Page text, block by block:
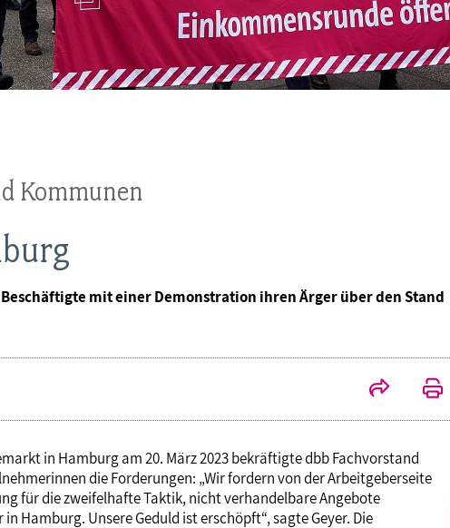
Frauen
Jugend
Versorgung
Beihilfe
Tarifverträge
Rechtsprechung
Bildung
Europa
Akademie
Verlag
Kommunen
mit einer Demonstration ihren Ärger über den Stand
in Hamburg am 20. März 2023 bekräftigte dbb Fachvorstand
die Forderungen: „Wir fordern von der Arbeitgeberseite
für die zweifelhafte Taktik, nicht verhandelbare Angebote
Hamburg. Unsere Geduld ist erschöpft“, sagte Geyer. Die